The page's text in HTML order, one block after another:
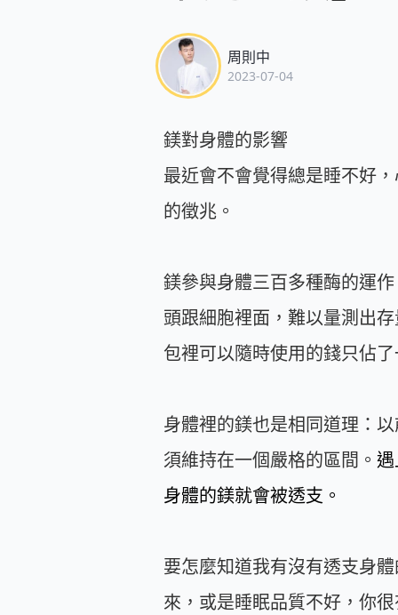
周則中
2023-07-04
鎂對身體的影響
最近會不會覺得總是睡不好
的徵兆。
鎂參與身體三百多種酶的運
頭跟細胞裡面，難以量測出
包裡可以隨時使用的錢只佔
身體裡的鎂也是相同道理：
須維持在一個嚴格的區間。
身體的鎂就會被透支。
要怎麼知道我有沒有透支身
來，或是睡眠品質不好，你